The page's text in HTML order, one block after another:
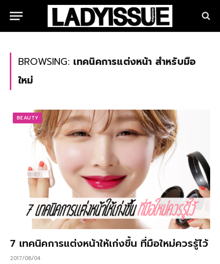
BROWSING: เทคนิคการแต่งหน้า สําหรับมือ
ใหม่
BEAUTY
7 เทคนิคการแต่งหน้าให้เก่งขึ้น ที่มือใหม่ควรรู้ไว้
2017/08/04